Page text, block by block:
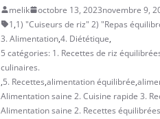
melik octobre 13, 2023novembre 9,
1,1) "Cuiseurs de riz" 2) "Repas
3. Alimentation,4. Diététique,
5 catégories: 1. Recettes de riz
culinaires.
,5. Recettes,alimentation équilibrée,
Alimentation saine 2. Cuisine rapide 3.
Alimentation saine 2. Recettes